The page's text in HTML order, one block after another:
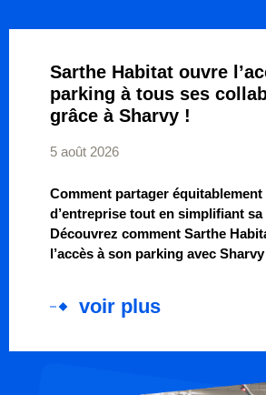
Sarthe Habitat ouvre
parking à tous ses
grâce à Sharvy !
5 août 2026
Comment partager
d’entreprise tout en simplifiant
Découvrez comment Sarthe
l’accès à son parking avec
voir plus